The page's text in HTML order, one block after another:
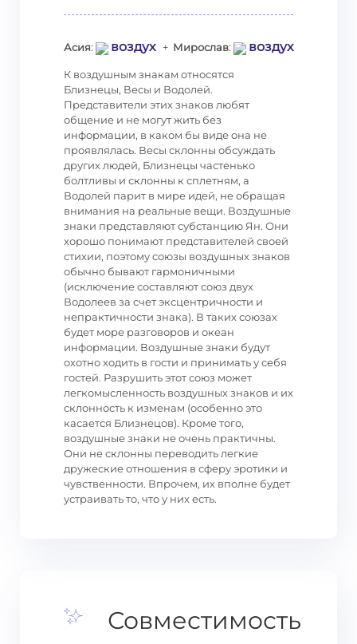
Асия: воздух+ Мирослав: воздух
К воздушным знакам относятся
Близнецы, Весы и Водолей.
Представители этих знаков любят
общение и не могут жить без
информации, в каком бы виде она не
проявлялась. Весы склонны обсуждать
других людей, Близнецы частенько
болтливы и склонны к сплетням, а
Водолей парит в мире идей, не обращая
внимания на реальные вещи. Воздушные
знаки представляют субстанцию Ян. Они
хорошо понимают представителей своей
стихии, поэтому союзы воздушных знаков
обычно бывают гармоничными
(исключение составляют союз двух
Водолеев за счет эксцентричности и
непрактичности знака). В таких союзах
будет море разговоров и океан
информации. Воздушные знаки будут
охотно ходить в гости и принимать у себя
гостей. Разрушить этот союз может
легкомысленность воздушных знаков и их
склонность к изменам (особенно это
касается Близнецов). Кроме того,
воздушные знаки не очень практичны.
Они не склонны переводить легкие
дружеские отношения в сферу эротики и
чувственности. Впрочем, их вполне будет
устраивать то, что у них есть.
Совместимость